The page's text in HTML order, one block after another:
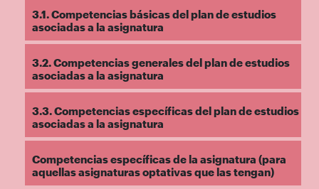
3.1. Competencias básicas del plan de estudios
asociadas a la asignatura
3.2. Competencias generales del plan de estudios
asociadas a la asignatura
3.3. Competencias específicas del plan de estudios
asociadas a la asignatura
Competencias específicas de la asignatura (para
aquellas asignaturas optativas que las tengan)